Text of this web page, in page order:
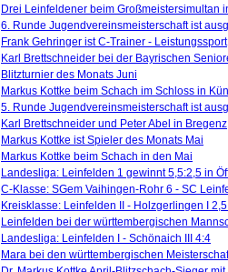
Drei Leinfeldener beim Großmeistersimultan
6. Runde Jugendvereinsmeisterschaft ist
Frank Gehringer ist C-Trainer - Leistungssport
Karl Brettschneider bei der Bayrischen
Blitzturnier des Monats Juni
Markus Kottke beim Schach im Schloss in
5. Runde Jugendvereinsmeisterschaft ist
Karl Brettschneider und Peter Abel in Bregenz
Markus Kottke ist Spieler des Monats Mai
Markus Kottke beim Schach in den Mai
Landesliga: Leinfelden 1 gewinnt 5,5:2,5 in
C-Klasse: SGem Vaihingen-Rohr 6 - SC
Kreisklasse: Leinfelden II - Holzgerlingen I
Leinfelden bei der württembergischen
Landesliga: Leinfelden I - Schönaich III 4:4
Mara bei den württembergischen